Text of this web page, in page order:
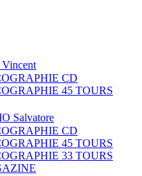
CD
45 TOURS
Salvatore
CD
45 TOURS
33 TOURS